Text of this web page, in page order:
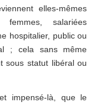
elles-mêmes
salariées
hospitalier, public ou
; cela sans même
sous statut libéral ou
impensé-là, que le